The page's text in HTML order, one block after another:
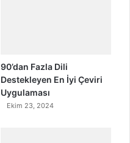
90’dan Fazla Dili
Destekleyen En İyi Çeviri
Uygulaması
Ekim 23, 2024